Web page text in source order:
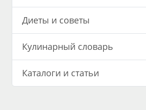
Диеты и советы
Кулинарный словарь
Каталоги и статьи